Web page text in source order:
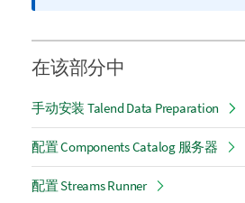
在该部分中
手动安装 Talend Data Preparation
配置 Components Catalog 服务器
配置 Streams Runner